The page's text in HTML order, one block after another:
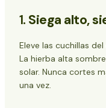
1. Siega alto,
Eleve las cuchillas
La hierba alta
solar. Nunca cortes
una vez.